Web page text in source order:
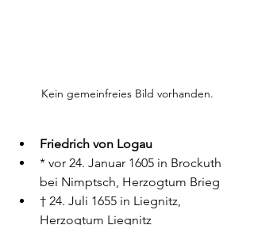
Kein gemeinfreies Bild vorhanden.
Friedrich von Logau
* vor 24. Januar 1605 in Brockuth
bei Nimptsch, Herzogtum Brieg
† 24. Juli 1655 in Liegnitz,
Herzogtum Liegnitz